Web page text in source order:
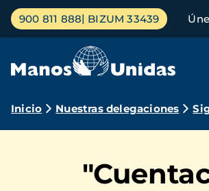
Pasar
contenido
Menú
principal
900 811 888 BIZUM 33439
Ruta
navegación
Inicio Nuestras delegaciones